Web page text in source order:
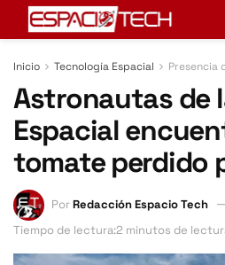
Inicio Tecnología Espacial Presencia
Astronautas de
Espacial
tomate perdido
PorRedacción Espacio Tech
Tiempo de lectura:2 minutos de